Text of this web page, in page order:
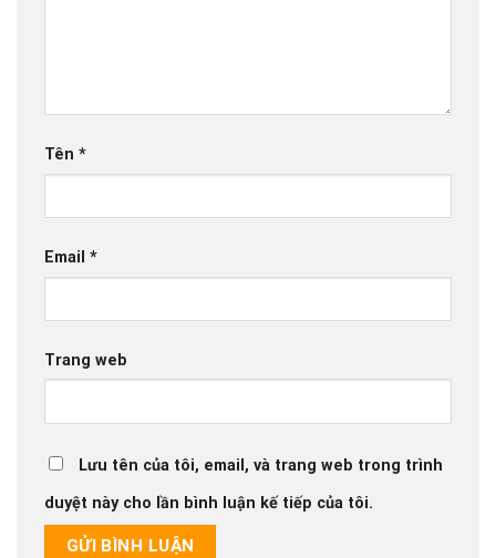
Tên *
Email *
Trang web
Lưu tên của tôi, email, và trang web trong trình
duyệt này cho lần bình luận kế tiếp của tôi.